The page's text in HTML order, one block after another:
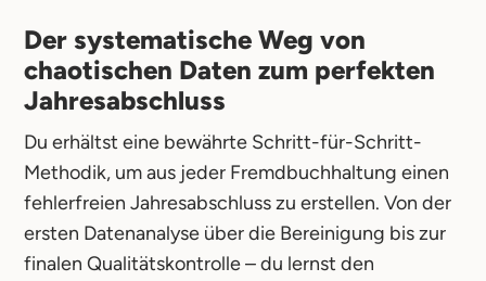
Der systematische Weg von
chaotischen Daten zum perfekten
Jahresabschluss
Du erhältst eine bewährte Schritt-für-Schritt-
Methodik, um aus jeder Fremdbuchhaltung einen
fehlerfreien Jahresabschluss zu erstellen. Von der
ersten Datenanalyse über die Bereinigung bis zur
finalen Qualitätskontrolle – du lernst den